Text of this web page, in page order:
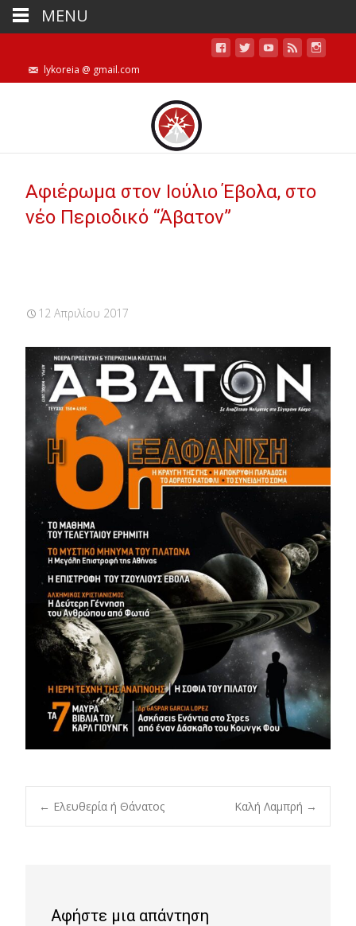
lykoreia @ gmail.com
Αφιέρωμα στον Ιούλιο Έβολα, στο
νέο Περιοδικό “Άβατον”
12 Απριλίου 2017
Post
← Ελευθερία ή Θάνατος Καλή Λαμπρή →
Αφήστε μια απάντηση
MENU